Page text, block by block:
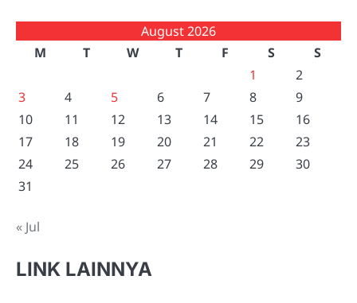
August 2026
M
T W T F S
S
1
2
3
4 5 6 7 8
9
10
11 12 13 14 15
16
17
18 19 20 21 22
23
24
25 26 27 28 29
30
31
« Jul
LINK LAINNYA